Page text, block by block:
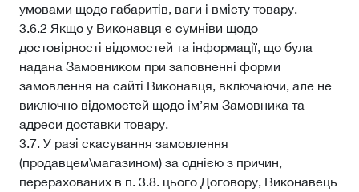
умовами щодо габаритів, ваги і вмісту товару.
3.6.2 Якщо у Виконавця є сумніви щодо
достовірності відомостей та інформації, що була
надана Замовником при заповненні форми
замовлення на сайті Виконавця, включаючи, але не
виключно відомостей щодо ім’ям Замовника та
адреси доставки товару.
3.7. У разі скасування замовлення
(продавцем\магазином) за однією з причин,
перерахованих в п. 3.8. цього Договору, Виконавець